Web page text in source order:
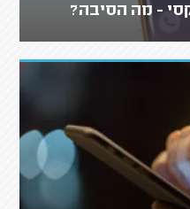
- מה הסיבה?